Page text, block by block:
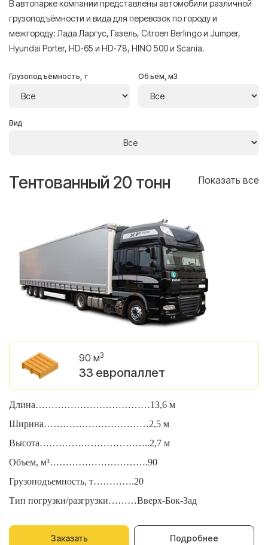
В автопарке компании представлены автомобили различной
грузоподъёмности и вида для перевозок по городу и
межгороду: Лада Ларгус, Газель, Citroen Berlingo и Jumper,
Hyundai Porter, HD-65 и HD-78, HINO 500 и Scania.
Грузоподъёмность, т Объём, м3
Вид
Тентованный 20 тонн Показать все
90 м3
33 европаллет
Длина………………………………13,6 м
Ширина……………………………2,5 м
Высота……………………………..2,7 м
Объем, м³………………………….90
Грузоподъемность, т………….20
Тип погрузки/разгрузки………Вверх-Бок-Зад
Заказать Подробнее